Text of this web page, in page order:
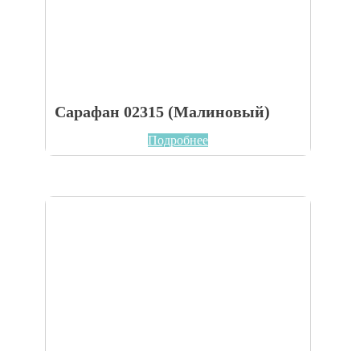
Сарафан 02315 (Малиновый)
Подробнее